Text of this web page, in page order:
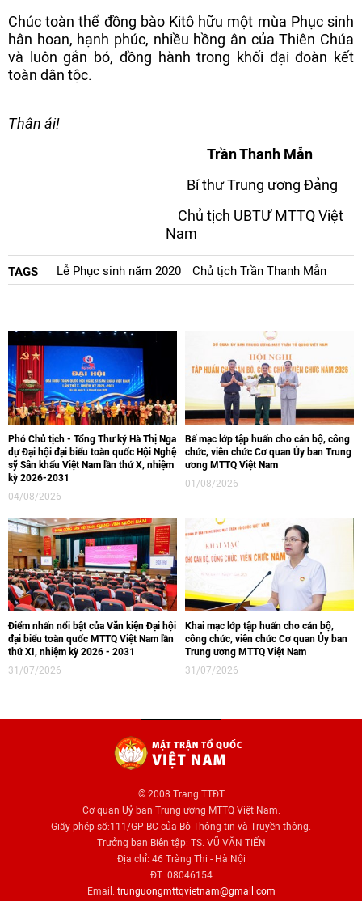
Chúc toàn thể đồng bào Kitô hữu một mùa Phục sinh
hân hoan, hạnh phúc, nhiều hồng ân của Thiên Chúa
và luôn gắn bó, đồng hành trong khối đại đoàn kết
toàn dân tộc.
Thân ái!
Trần Thanh Mẫn
Bí thư Trung ương Đảng
Chủ tịch UBTƯ MTTQ Việt
Nam
TAGS Lễ Phục sinh năm 2020 Chủ tịch Trần Thanh Mẫn
Phó Chủ tịch - Tổng Thư ký Hà Thị Nga
dự Đại hội đại biểu toàn quốc Hội Nghệ
sỹ Sân khấu Việt Nam lần thứ X, nhiệm
kỳ 2026-2031
04/08/2026
Bế mạc lớp tập huấn cho cán bộ, công
chức, viên chức Cơ quan Ủy ban Trung
ương MTTQ Việt Nam
01/08/2026
Điểm nhấn nổi bật của Văn kiện Đại hội
đại biểu toàn quốc MTTQ Việt Nam lần
thứ XI, nhiệm kỳ 2026 - 2031
31/07/2026
Khai mạc lớp tập huấn cho cán bộ,
công chức, viên chức Cơ quan Ủy ban
Trung ương MTTQ Việt Nam
31/07/2026
© 2008 Trang TTĐT
Cơ quan Uỷ ban Trung ương MTTQ Việt Nam.
Giấy phép số:111/GP-BC của Bộ Thông tin và Truyền thông.
Trưởng ban Biên tập: TS. VŨ VĂN TIẾN
Địa chỉ: 46 Tràng Thi - Hà Nội
ĐT: 08046154
Email: trunguongmttqvietnam@gmail.com